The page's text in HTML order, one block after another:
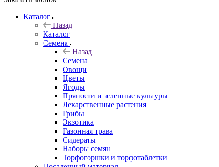
Каталог
Назад
Каталог
Семена
Назад
Семена
Овощи
Цветы
Ягоды
Пряности и зеленные культуры
Лекарственные растения
Грибы
Экзотика
Газонная трава
Сидераты
Наборы семян
Торфогоршки и торфотаблетки